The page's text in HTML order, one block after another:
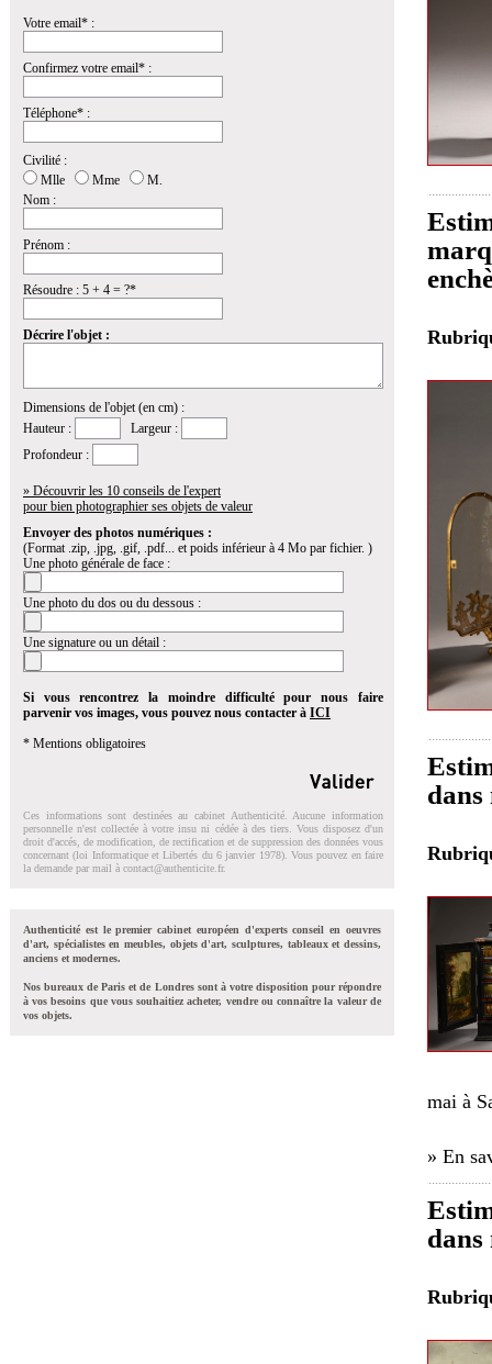
Votre email* :
Confirmez votre email* :
Téléphone* :
Civilité :
Mlle
Mme
M.
Nom :
Prénom :
Résoudre : 5 + 4 = ?*
Décrire l'objet :
Dimensions de l'objet (en cm) :
Hauteur :
Largeur :
Profondeur :
» Découvrir les 10 conseils de l'expert
pour bien photographier ses objets de valeur
Envoyer des photos numériques :
(Format .zip, .jpg, .gif, .pdf... et poids inférieur à 4 Mo par fichier. )
Une photo générale de face :
Une photo du dos ou du dessous :
Une signature ou un détail :
Si vous rencontrez la moindre difficulté pour nous faire
parvenir vos images, vous pouvez nous contacter à ICI
* Mentions obligatoires
Ces informations sont destinées au cabinet Authenticité. Aucune information
personnelle n'est collectée à votre insu ni cédée à des tiers. Vous disposez d'un
droit d'accés, de modification, de rectification et de suppression des données vous
concernant (loi Informatique et Libertés du 6 janvier 1978). Vous pouvez en faire
la demande par mail à contact@authenticite.fr.
Authenticité est le premier cabinet européen d'experts conseil en oeuvres
d'art, spécialistes en meubles, objets d'art, sculptures, tableaux et dessins,
anciens et modernes.
Nos bureaux de Paris et de Londres sont à votre disposition pour répondre
à vos besoins que vous souhaitiez acheter, vendre ou connaître la valeur de
vos objets.
dans
mai à
» En
dans